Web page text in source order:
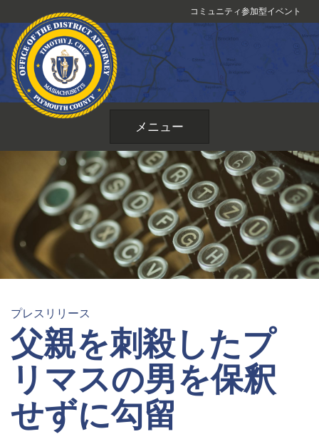
ン
テ
ツ
コミュニティ参加型イベント
メニュー
プレスリリース
父親を刺殺したプ
リマスの男を保釈
せずに勾留